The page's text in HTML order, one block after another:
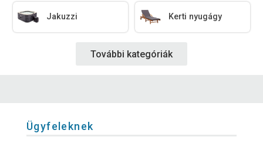
Jakuzzi Kerti nyugágy
További kategóriák
Ügyfeleknek